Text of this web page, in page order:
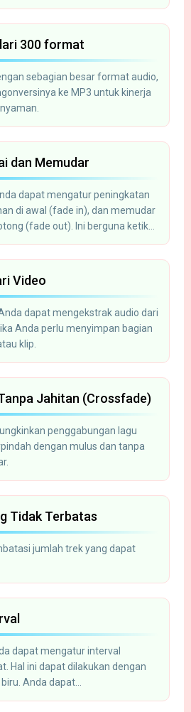
300 format
sebagian besar format audio,
ke MP3 untuk kinerja
dan Memudar
dapat mengatur peningkatan
di awal (fade in), dan memudar
(fade out). Ini berguna ketika
Video
dapat mengekstrak audio dari
Anda perlu menyimpan bagian
klip.
Jahitan (Crossfade)
penggabungan lagu
dengan mulus dan tanpa
Tidak Terbatas
jumlah trek yang dapat
dapat mengatur interval
Hal ini dapat dilakukan dengan
Anda dapat